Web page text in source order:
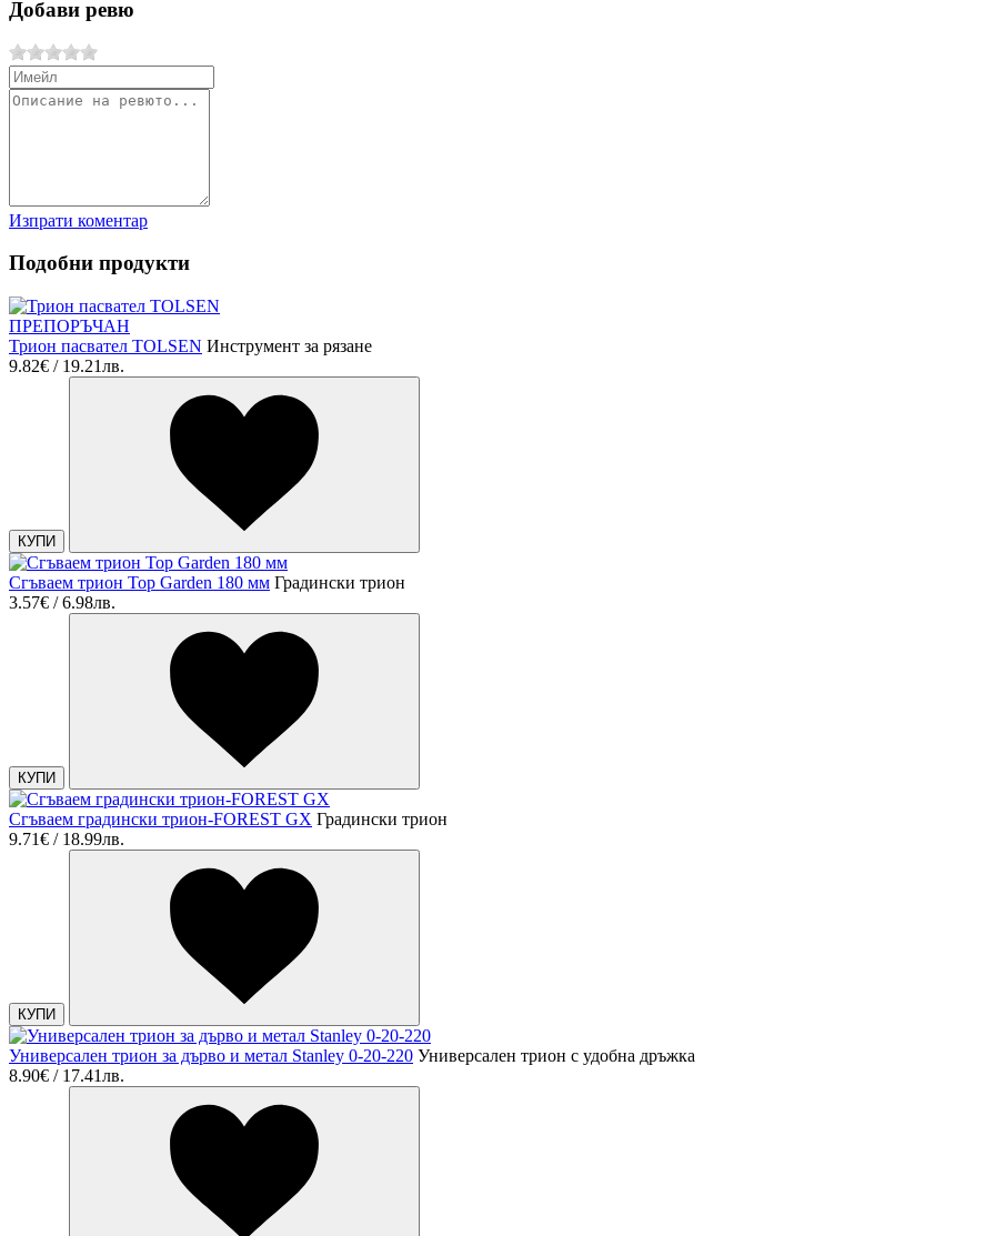
Добави ревю
Изпрати коментар
Подобни продукти
ПРЕПОРЪЧАН
Трион пасвател TOLSEN Инструмент за рязане
9.82€ / 19.21лв.
КУПИ
Сгъваем трион Top Garden 180 мм Градински трион
3.57€ / 6.98лв.
КУПИ
Сгъваем градински трион-FOREST GX Градински трион
9.71€ / 18.99лв.
КУПИ
Универсален трион за дърво и метал Stanley 0-20-220 Универсален трион с удобна дръжка
8.90€ / 17.41лв.